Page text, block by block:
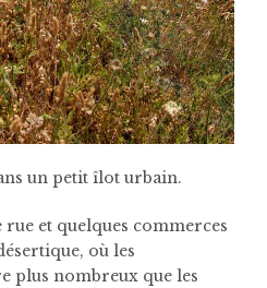
un petit îlot urbain.
et quelques commerces
où les
plus nombreux que les